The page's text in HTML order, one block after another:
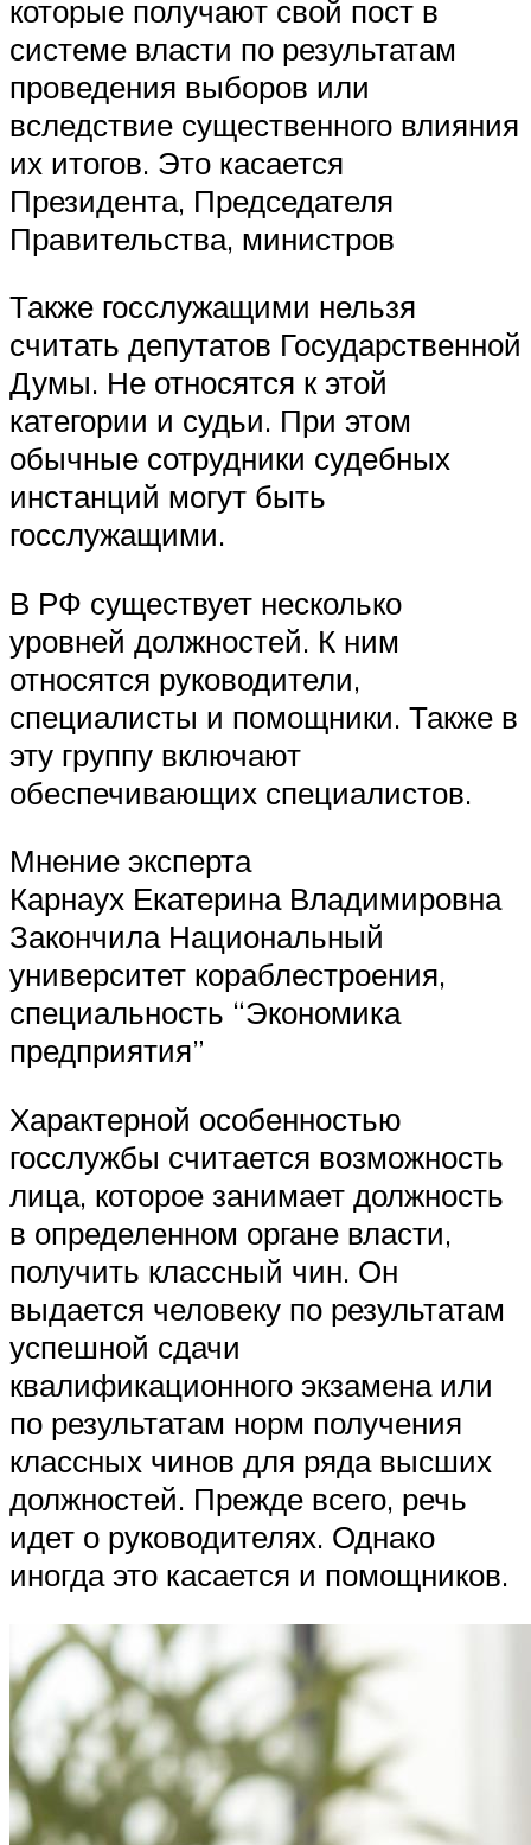
которые получают свой пост в
системе власти по результатам
проведения выборов или
вследствие существенного влияния
их итогов. Это касается
Президента, Председателя
Правительства, министров
Также госслужащими нельзя
считать депутатов Государственной
Думы. Не относятся к этой
категории и судьи. При этом
обычные сотрудники судебных
инстанций могут быть
госслужащими.
В РФ существует несколько
уровней должностей. К ним
относятся руководители,
специалисты и помощники. Также в
эту группу включают
обеспечивающих специалистов.
Мнение эксперта
Карнаух Екатерина Владимировна
Закончила Национальный
университет кораблестроения,
специальность “Экономика
предприятия”
Характерной особенностью
госслужбы считается возможность
лица, которое занимает должность
в определенном органе власти,
получить классный чин. Он
выдается человеку по результатам
успешной сдачи
квалификационного экзамена или
по результатам норм получения
классных чинов для ряда высших
должностей. Прежде всего, речь
идет о руководителях. Однако
иногда это касается и помощников.